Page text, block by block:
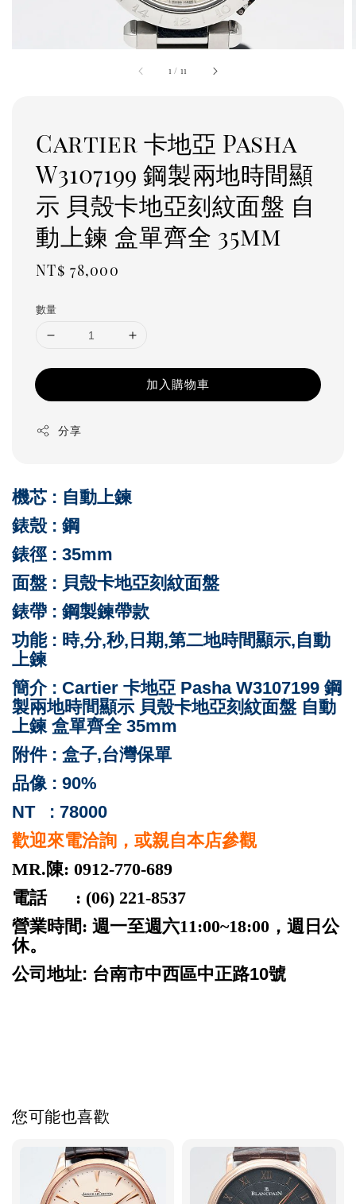
1 / 11
Cartier 卡地亞 Pasha
W3107199 鋼製兩地時間顯
示 貝殼卡地亞刻紋面盤 自
動上鍊 盒單齊全 35mm
Regular
NT$ 78,000
數量
加入購物車
分享
機芯 : 自動上鍊
錶殼 : 鋼
錶徑 : 35mm
面盤 : 貝殼卡地亞刻紋面盤
錶帶 : 鋼製鍊帶款
功能 : 時,分,秒,日期,第二地時間顯示,自動
上鍊
簡介 : Cartier 卡地亞 Pasha W3107199 鋼
製兩地時間顯示 貝殼卡地亞刻紋面盤 自動
上鍊 盒單齊全 35mm
附件 : 盒子,台灣保單
品像 : 90%
NT : 78000
歡迎來電洽詢，或親自本店參觀
MR.陳: 0912-770-689
電話 : (06) 221-8537
營業時間: 週一至週六11:00~18:00，週日公
休。
公司地址: 台南市中西區中正路10號
您可能也喜歡